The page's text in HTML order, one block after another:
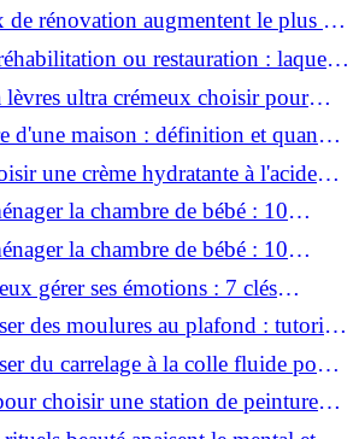
la pousse des cheveux ?
de rénovation augmentent le plus la
pour la revente ?
ou restauration : laquelle
à mon logement ?
lèvres ultra crémeux choisir pour
gercées?
d'une maison : définition et quand
une crème hydratante à l'acide
niacinamide ?
la chambre de bébé : 10
déco et rangement
la chambre de bébé : 10
déco et rangement
gérer ses émotions : 7 clés
des moulures au plafond : tutoriel
? du carrelage à la colle fluide pour
?
choisir une station de peinture